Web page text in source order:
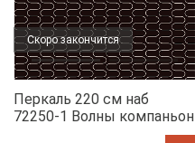
Скоро закончится
Перкаль 220 см наб
72250-1 Волны компаньон